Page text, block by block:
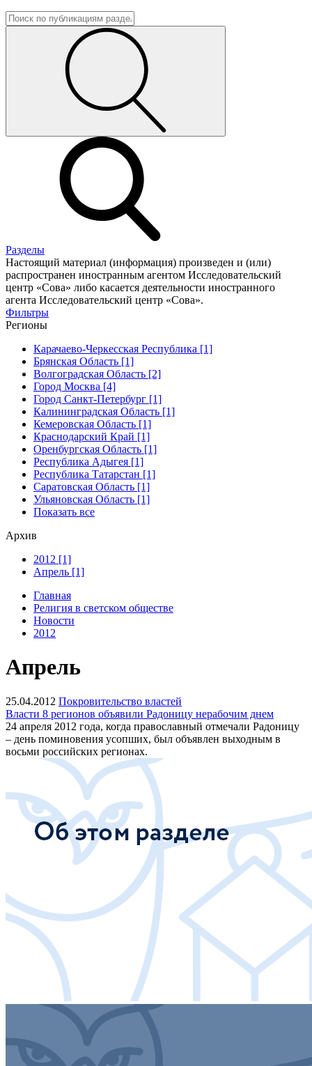
Разделы
Настоящий материал (информация) произведен и (или)
распространен иностранным агентом Исследовательский
центр «Сова» либо касается деятельности иностранного
агента Исследовательский центр «Сова».
Фильтры
Регионы
Карачаево-Черкесская Республика [1]
Брянская Область [1]
Волгоградская Область [2]
Город Москва [4]
Город Санкт-Петербург [1]
Калининградская Область [1]
Кемеровская Область [1]
Краснодарский Край [1]
Оренбургская Область [1]
Республика Адыгея [1]
Республика Татарстан [1]
Саратовская Область [1]
Ульяновская Область [1]
Показать все
Архив
2012 [1]
Апрель [1]
Главная
Религия в светском обществе
Новости
2012
Апрель
25.04.2012 Покровительство властей
Власти 8 регионов объявили Радоницу нерабочим днем
24 апреля 2012 года, когда православный отмечали Радоницу
– день поминовения усопших, был объявлен выходным в
восьми российских регионах.